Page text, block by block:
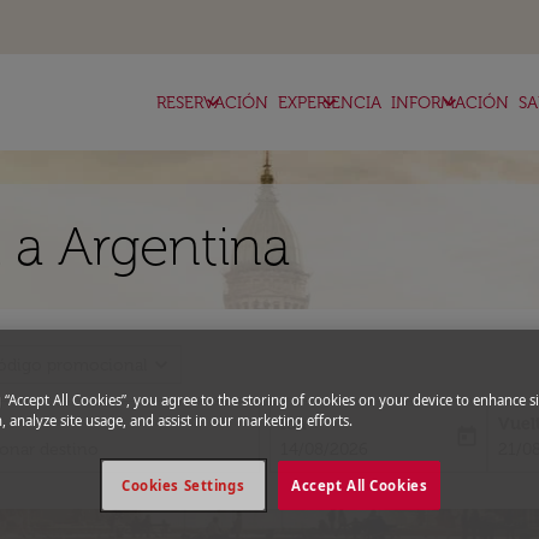
RESERVACIÓN
keyboard_arrow_down EXPERIENCIA
keyboard_arrow_down INFORMACIÓN
keyboard_arrow_down
Argentina
Ida
fc-
“Accept All Cookies”, you agree to the storing of cookies on your device to enhance
analyze site usage, and assist in our marketing efforts.
Accept All Cookies
Cookies Settings